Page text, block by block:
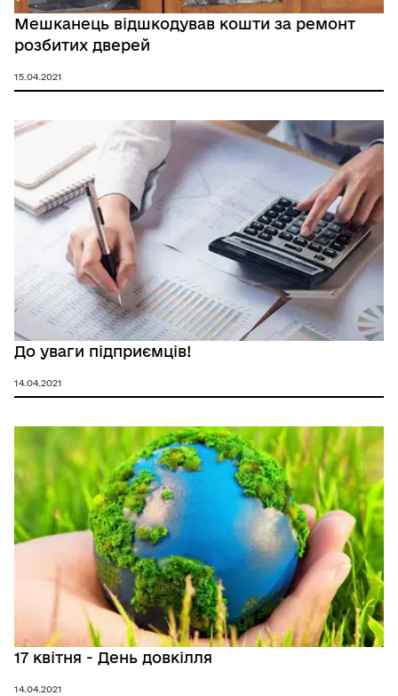
Мешканець відшкодував кошти за ремонт
розбитих дверей
15.04.2021
До уваги підприємців!
14.04.2021
17 квітня - День довкілля
14.04.2021